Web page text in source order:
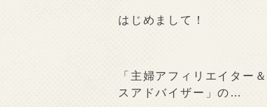
はじめまして！
「主婦アフィリエイター
スアドバイザー」の…